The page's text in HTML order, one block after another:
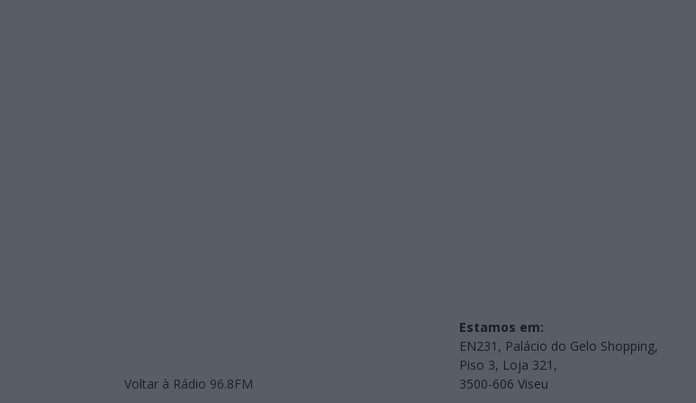
Voltar à Rádio 96.8FM
Estamos em:
EN231, Palácio do Gelo Shopping,
Piso 3, Loja 321,
3500-606 Viseu